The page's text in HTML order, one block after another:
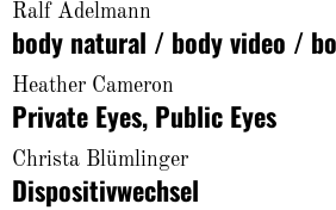
Ralf Adelmann
body natural / body video /
Heather Cameron
Private Eyes, Public Eyes
Christa Blümlinger
Dispositivwechsel